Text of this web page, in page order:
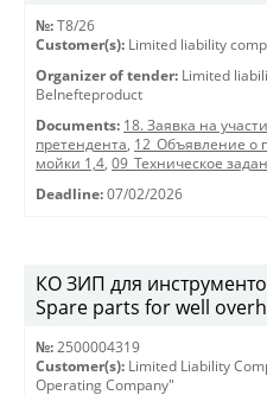
№: T8/26
Customer(s): Limited liability
Organizer of tender: Limited
Belnefteproduct
Documents: 18. Заявка на
претендента, 12_Объявление о
мойки 1,4, 09_Техническое
Deadline: 07/02/2026
КО ЗИП для
Spare parts for well
№: 2500004319
Customer(s): Limited Liability
Operating Company"